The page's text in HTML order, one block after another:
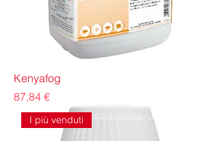
Kenyafog
Prezzo
87,84 €
I più venduti